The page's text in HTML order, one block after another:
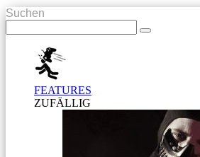
Suchen
FEATURES
ZUFÄLLIG